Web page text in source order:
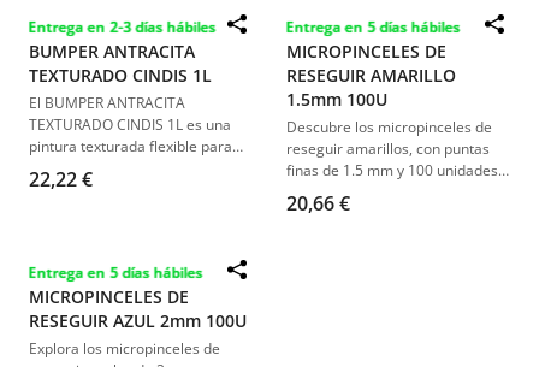
indispensable para profesionales
y aficionados exigentes.
de grano bajo a medio y se aplica
directamente sin necesidad de
imprimación.
Entrega en 2-3 días hábiles
BUMPER ANTRACITA
TEXTURADO CINDIS 1L
El BUMPER ANTRACITA
TEXTURADO CINDIS 1L es una
pintura texturada flexible para
plásticos, ideal para
parachoques. Ofrece un acabado
calidad asegura una rápida
adherencia y durabilidad en
metal, madera y plástico.
22,22 €
Entrega en 5 días hábiles
MICROPINCELES DE
RESEGUIR AMARILLO
1.5mm 100U
Descubre los micropinceles de
reseguir amarillos, con puntas
finas de 1.5 mm y 100 unidades
por paquete. Ideales para
retoques precisos en pintura,
20,66 €
Entrega en 5 días hábiles
MICROPINCELES DE
RESEGUIR AZUL 2mm 100U
Explora los micropinceles de